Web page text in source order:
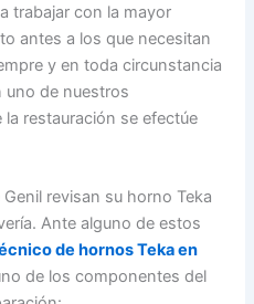
trabajar con la mayor
antes a los que necesitan
y en toda circunstancia
uno de nuestros
restauración se efectúe
revisan su horno Teka
Ante alguno de estos
de hornos Teka en
de los componentes del